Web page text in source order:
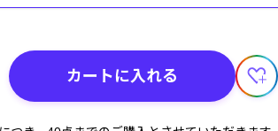
カートに入れる